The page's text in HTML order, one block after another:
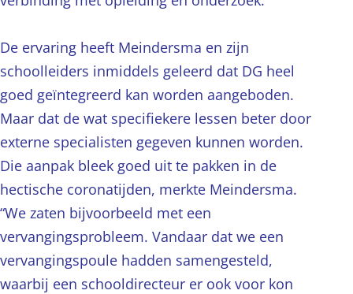
De ervaring heeft Meindersma en zijn
schoolleiders inmiddels geleerd dat DG heel
goed geïntegreerd kan worden aangeboden.
Maar dat de wat specifiekere lessen beter door
externe specialisten gegeven kunnen worden.
Die aanpak bleek goed uit te pakken in de
hectische coronatijden, merkte Meindersma.
“We zaten bijvoorbeeld met een
vervangingsprobleem. Vandaar dat we een
vervangingspoule hadden samengesteld,
waarbij een schooldirecteur er ook voor kon